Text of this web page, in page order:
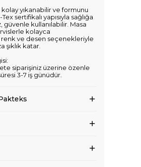
kolay yıkanabilir ve formunu
sertifikalı yapısıyla sağlığa
güvenle kullanılabilir. Masa
kolayca
renk ve desen seçenekleriyle
şıklık katar.
siparişiniz üzerine özenle
3-7 iş günüdür.